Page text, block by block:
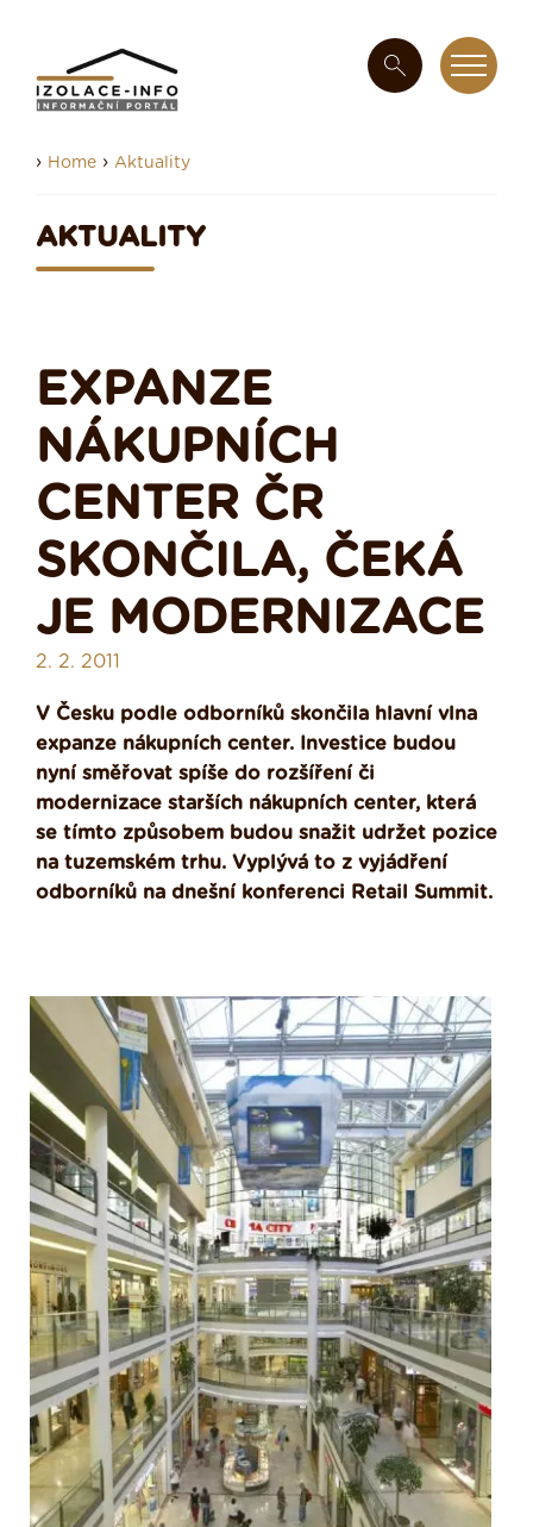
› Home › Aktuality
AKTUALITY
EXPANZE
NÁKUPNÍCH
CENTER ČR
SKONČILA, ČEKÁ
JE MODERNIZACE
2. 2. 2011
V Česku podle odborníků skončila hlavní vlna
expanze nákupních center. Investice budou
nyní směřovat spíše do rozšíření či
modernizace starších nákupních center, která
se tímto způsobem budou snažit udržet pozice
na tuzemském trhu. Vyplývá to z vyjádření
odborníků na dnešní konferenci Retail Summit.